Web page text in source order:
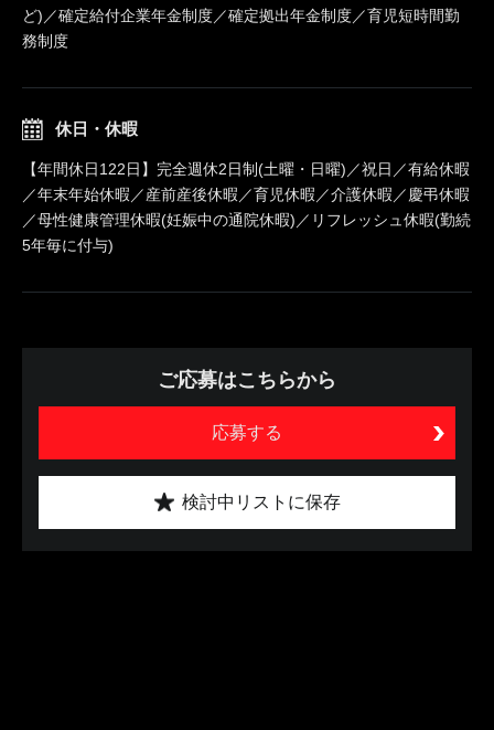
ど)／確定給付企業年金制度／確定拠出年金制度／育児短時間勤
務制度
休日・休暇
【年間休日122日】完全週休2日制(土曜・日曜)／祝日／有給休暇
／年末年始休暇／産前産後休暇／育児休暇／介護休暇／慶弔休暇
／母性健康管理休暇(妊娠中の通院休暇)／リフレッシュ休暇(勤続
5年毎に付与)
ご応募はこちらから
応募する
検討中リストに保存